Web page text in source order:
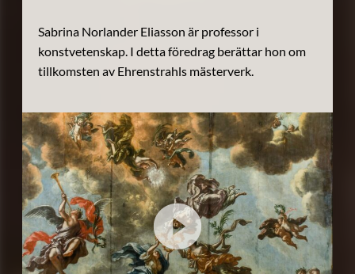
Sabrina Norlander Eliasson är professor i
konstvetenskap. I detta föredrag berättar hon om
tillkomsten av Ehrenstrahls mästerverk.